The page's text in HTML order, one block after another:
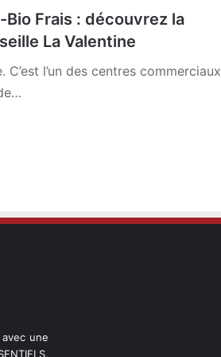
Bio Frais : découvrez la
La Valentine
C’est l’un des centres commerciaux
une